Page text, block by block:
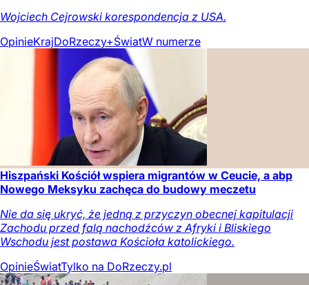
Wojciech Cejrowski korespondencja z USA.
OpinieKrajDoRzeczy+ŚwiatW numerze
Hiszpański Kościół wspiera migrantów w Ceucie, a abp
Nowego Meksyku zachęca do budowy meczetu
Nie da się ukryć, że jedną z przyczyn obecnej kapitulacji
Zachodu przed falą nachodźców z Afryki i Bliskiego
Wschodu jest postawa Kościoła katolickiego.
OpinieŚwiatTylko na DoRzeczy.pl